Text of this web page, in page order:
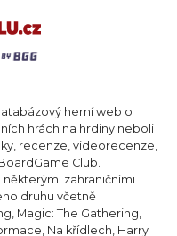
herní web o
hrách na hrdiny neboli
recenze, videorecenze,
Club.
zahraničními
druhu včetně
Magic: The Gathering,
Na křídlech, Harry